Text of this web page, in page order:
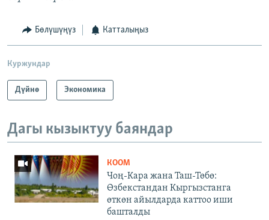
Бөлүшүңүз Катталыңыз
Куржундар
Дүйнө Экономика
Дагы кызыктуу баяндар
КООМ
Чоң-Кара жана Таш-Төбө:
Өзбекстандан Кыргызстанга
өткөн айылдарда каттоо иши
башталды